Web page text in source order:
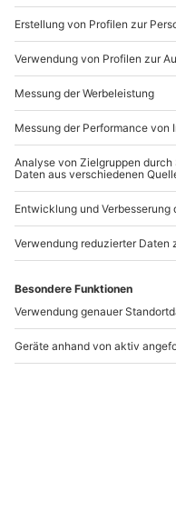
b2b@mydays.de
Artikelnummer
Andere Produkte
Golf Schnupperkurs
Rathenow